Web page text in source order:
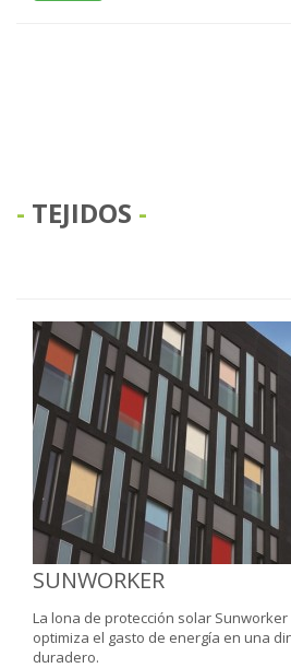
TEJIDOS
SUNWORKER
La lona de protección solar
optimiza el gasto de energía en una
duradero.